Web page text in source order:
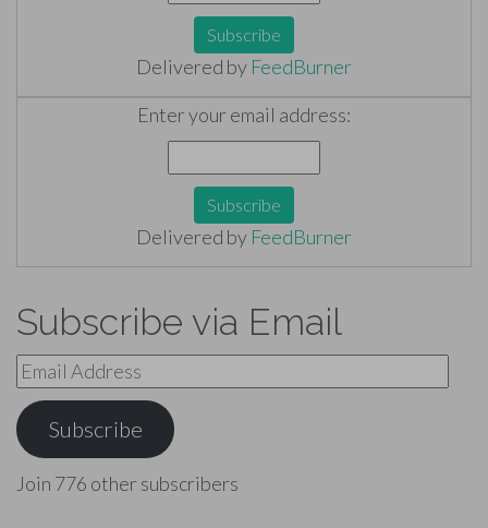
Delivered by FeedBurner
Enter your email address:
Delivered by FeedBurner
Subscribe via Email
Email
Address
Subscribe
Join 776 other subscribers